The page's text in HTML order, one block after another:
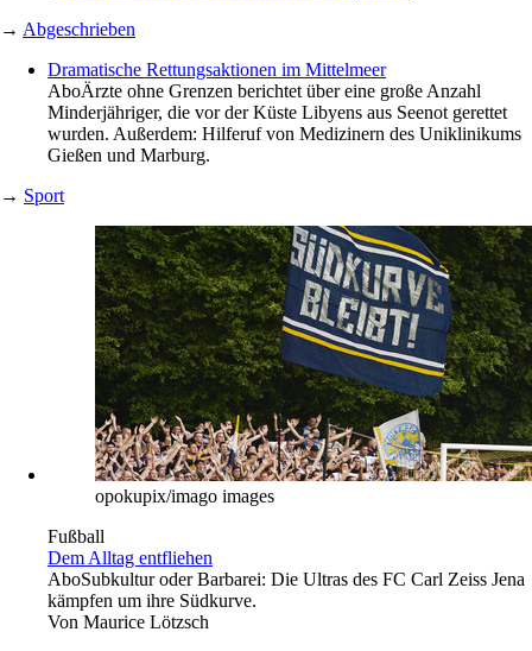
→ Abgeschrieben
Dramatische Rettungsaktionen im Mittelmeer
AboÄrzte ohne Grenzen berichtet über eine große Anzahl
Minderjähriger, die vor der Küste Libyens aus Seenot gerettet
wurden. Außerdem: Hilferuf von Medizinern des Uniklinikums
Gießen und Marburg.
→ Sport
opokupix/imago images
Fußball
Dem Alltag entfliehen
AboSubkultur oder Barbarei: Die Ultras des FC Carl Zeiss Jena
kämpfen um ihre Südkurve.
Von Maurice Lötzsch